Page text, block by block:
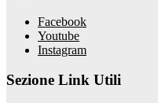
Facebook
Youtube
Instagram
Sezione Link Utili